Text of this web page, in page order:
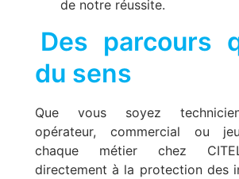
de notre réussite.
Des parcours
du sens
Que vous soyez
opérateur, commercial ou
chaque métier chez
directement à la protection des